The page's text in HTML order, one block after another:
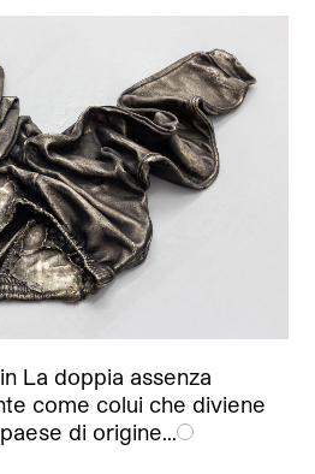
La doppia assenza
come colui che diviene
di origine…